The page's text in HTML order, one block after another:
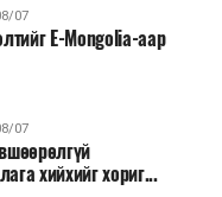
07
E-Mongolia-аар
07
хийхийг хориг...